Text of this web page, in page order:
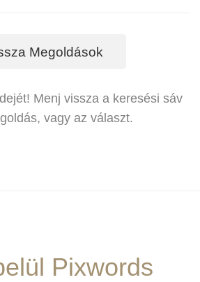
Megoldások
Menj vissza a keresési sáv
vagy az választ.
Pixwords